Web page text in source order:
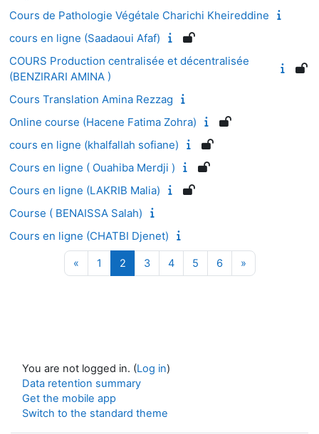
Cours de Pathologie Végétale Charichi Kheireddine
cours en ligne (Saadaoui Afaf)
COURS Production centralisée et décentralisée
(BENZIRARI AMINA )
Cours Translation Amina Rezzag
Online course (Hacene Fatima Zohra)
cours en ligne (khalfallah sofiane)
Cours en ligne ( Ouahiba Merdji )
Cours en ligne (LAKRIB Malia)
Course ( BENAISSA Salah)
Cours en ligne (CHATBI Djenet)
«Previous page
1 Page 1
2Page 2
3Page 3
4Page 4
5Page 5
6Page 6
»Next page
You are not logged in. (Log in)
Data retention summary
Get the mobile app
Switch to the standard theme